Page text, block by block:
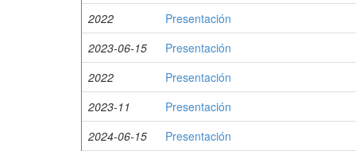
2022
Presentación
2023-06-15
Presentación
2022
Presentación
2023-11
Presentación
2024-06-15
Presentación